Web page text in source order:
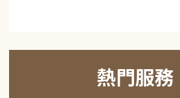
熱門服務